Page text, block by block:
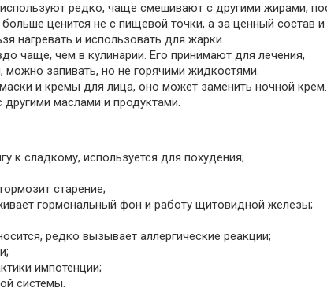
редко, чаще смешивают с другими жирами,
ценится не с пищевой точки, а за ценный состав и
нагревать и использовать для жарки.
чаще, чем в кулинарии. Его принимают для лечения,
запивать, но не горячими жидкостями.
и кремы для лица, оно может заменить ночной
маслами и продуктами.
к сладкому, используется для похудения;
старение;
гормональный фон и работу щитовидной железы;
редко вызывает аллергические реакции;
импотенции;
системы.